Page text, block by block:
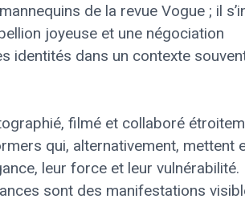
de la revue Vogue ; il
joyeuse et une négociation
identités dans un contexte
filmé et collaboré
qui, alternativement, mettent
leur force et leur vulnérabilité.
sont des manifestations